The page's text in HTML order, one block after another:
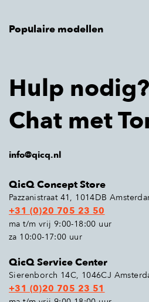
Populaire modellen
Hulp nodig?
Chat met
info@qicq.nl
QicQ Concept Store
Pazzanistraat 41, 1014DB
+31 (0)20 705 23 50
ma t/m vrij 9:00-18:00 uur
za 10:00-17:00 uur
QicQ Service Center
Sierenborch 14C, 1046CJ
+31 (0)20 705 23 51